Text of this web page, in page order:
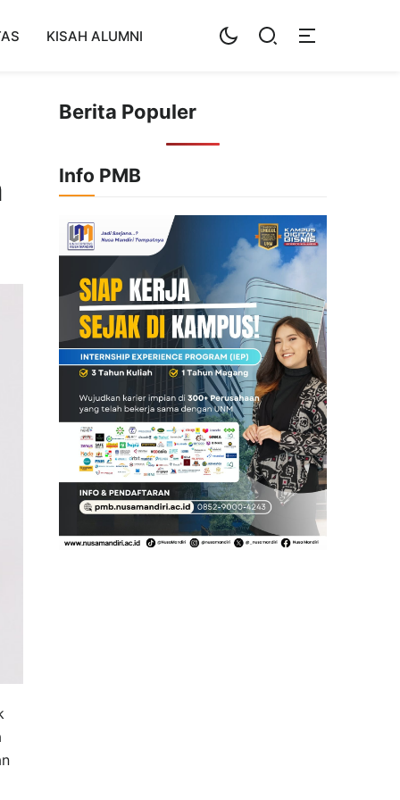
KISAH ALUMNI
Berita Populer
Info PMB